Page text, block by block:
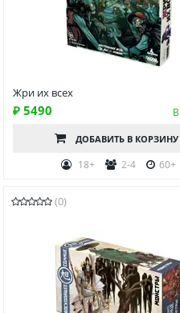
Жри их всех
₽ 5490
ДОБАВИТЬ В КОРЗИНУ
18+ 2-4 60+
(0)